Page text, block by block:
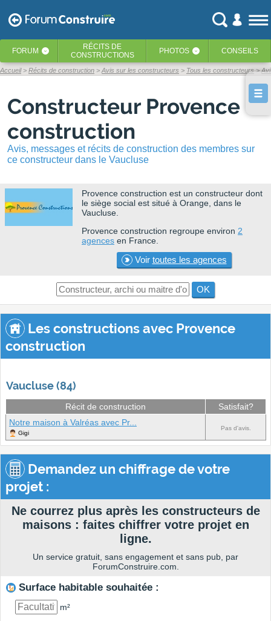
FORUM ‹ RÉCITS DE
CONSTRUCTIONS
PHOTOS ‹ CONSEILS
Accueil Récits de construction Avis sur les constructeurs Tous les constructeurs
Constructeur Provence
construction
Avis, messages et récits de construction des membres sur
ce constructeur dans le Vaucluse
Provence construction est un constructeur dont
le siège social est situé à Orange, dans le
Vaucluse.
Provence construction regroupe environ 2
agences en France.
Voir toutes les agences
OK
Les constructions avec Provence
construction
Vaucluse (84)
Récit de construction
Satisfait?
Notre maison à Valréas avec Pr...
Gigi
Pas d'avis.
Demandez un chiffrage de votre
projet :
Ne courrez plus après les constructeurs de
maisons : faites chiffrer votre projet en
ligne.
Un service gratuit, sans engagement et sans pub, par
ForumConstruire.com.
Surface habitable souhaitée :
m²